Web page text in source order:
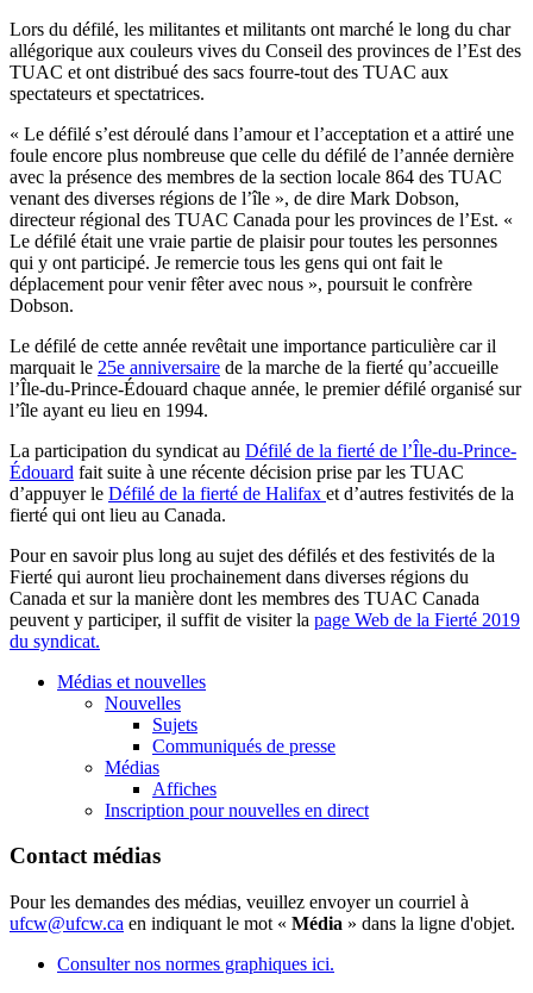
Lors du défilé, les militantes et militants ont marché le long du char
allégorique aux couleurs vives du Conseil des provinces de l’Est des
TUAC et ont distribué des sacs fourre-tout des TUAC aux
spectateurs et spectatrices.
« Le défilé s’est déroulé dans l’amour et l’acceptation et a attiré une
foule encore plus nombreuse que celle du défilé de l’année dernière
avec la présence des membres de la section locale 864 des TUAC
venant des diverses régions de l’île », de dire Mark Dobson,
directeur régional des TUAC Canada pour les provinces de l’Est. «
Le défilé était une vraie partie de plaisir pour toutes les personnes
qui y ont participé. Je remercie tous les gens qui ont fait le
déplacement pour venir fêter avec nous », poursuit le confrère
Dobson.
Le défilé de cette année revêtait une importance particulière car il
marquait le 25e anniversaire de la marche de la fierté qu’accueille
l’Île-du-Prince-Édouard chaque année, le premier défilé organisé sur
l’île ayant eu lieu en 1994.
La participation du syndicat au Défilé de la fierté de l’Île-du-Prince-
Édouard fait suite à une récente décision prise par les TUAC
d’appuyer le Défilé de la fierté de Halifax et d’autres festivités de la
fierté qui ont lieu au Canada.
Pour en savoir plus long au sujet des défilés et des festivités de la
Fierté qui auront lieu prochainement dans diverses régions du
Canada et sur la manière dont les membres des TUAC Canada
peuvent y participer, il suffit de visiter la page Web de la Fierté 2019
du syndicat.
Médias et nouvelles
Nouvelles
Sujets
Communiqués de presse
Médias
Affiches
Inscription pour nouvelles en direct
Contact médias
Pour les demandes des médias, veuillez envoyer un courriel à
ufcw@ufcw.ca en indiquant le mot « Média » dans la ligne d'objet.
Consulter nos normes graphiques ici.